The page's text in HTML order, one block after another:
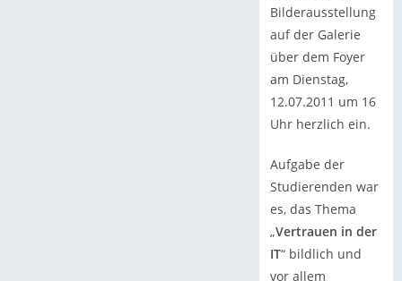
Bilderausstellung
auf der Galerie
über dem Foyer
am Dienstag,
12.07.2011 um 16
Uhr herzlich ein.
Aufgabe der
Studierenden war
es, das Thema
„Vertrauen in der
IT“ bildlich und
vor allem